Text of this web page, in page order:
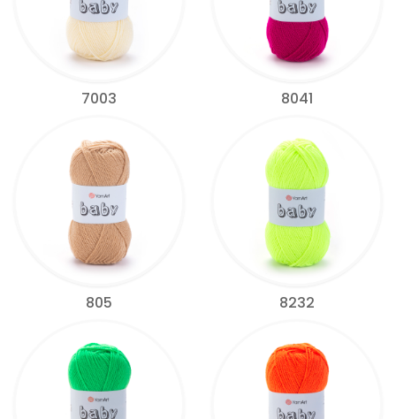
7003 8041
805 8232